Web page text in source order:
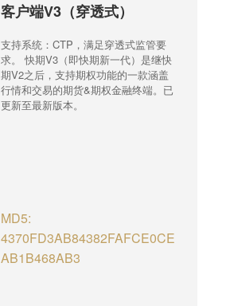
客户端V3（穿透式）
支持系统：CTP，满足穿透式监管要
求。 快期V3（即快期新一代）是继快
期V2之后，支持期权功能的一款涵盖
行情和交易的期货&期权金融终端。已
更新至最新版本。
MD5:
4370FD3AB84382FAFCE0CE
AB1B468AB3